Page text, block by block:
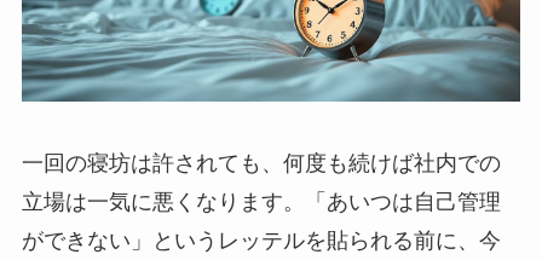
一回の寝坊は許されても、何度も続けば社内での
立場は一気に悪くなります。「あいつは自己管理
ができない」というレッテルを貼られる前に、今